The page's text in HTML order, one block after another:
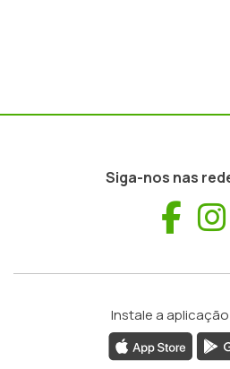
Siga-nos nas
Instale a aplicação